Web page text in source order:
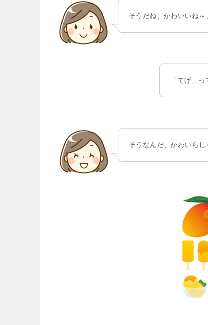
そうだね、かわいいね
「てげ」
そうなんだ、かわいら